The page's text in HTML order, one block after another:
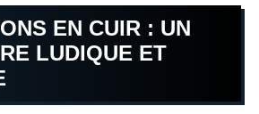
EN CUIR : UN
LUDIQUE ET